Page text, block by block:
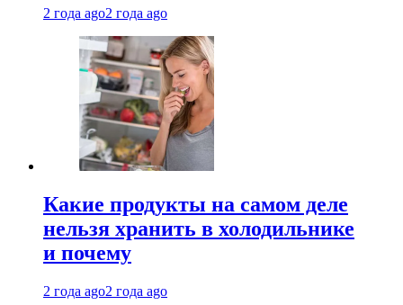
2 года ago2 года ago
Какие продукты на самом деле
нельзя хранить в холодильнике
и почему
2 года ago2 года ago